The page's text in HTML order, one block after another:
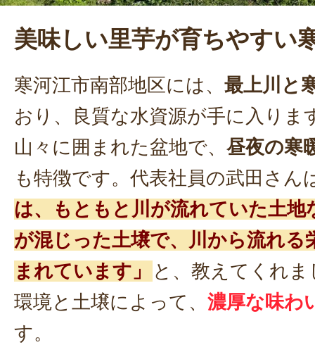
美味しい里芋が育ちやすい
寒河江市南部地区には、 最上川と
おり、良質な水資源が手に入りま
山々に囲まれた盆地で、 昼夜の寒
も特徴です。代表社員の武田さん
は、もともと川が流れていた土地
が混じった土壌で、川から流れる
まれています」
と、教えてくれ
環境と土壌によって、 濃厚な味わ
す。